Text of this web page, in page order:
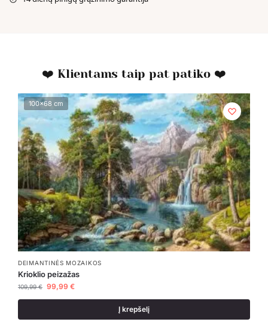
❤️ Klientams taip pat patiko ❤️
100x68 cm
DEIMANTINĖS MOZAIKOS
Krioklio peizažas
109,99€ 99,99 €
Į krepšelį